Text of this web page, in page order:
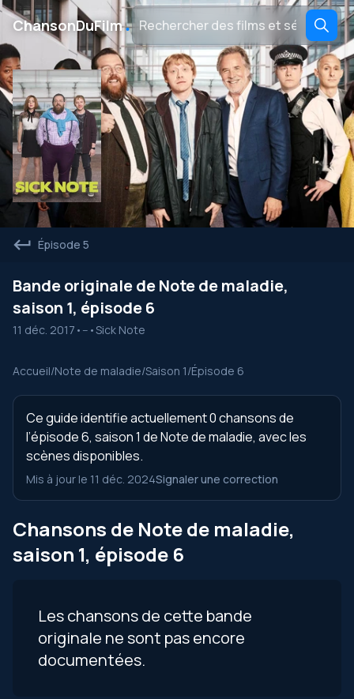
ChansonDuFilm․
Épisode 5
Bande originale de Note de maladie,
saison 1, épisode 6
11 déc. 2017 • -- •Sick Note
Accueil/Note de maladie/Saison 1/Épisode 6
Ce guide identifie actuellement 0 chansons de
l’épisode 6, saison 1 de Note de maladie, avec les
scènes disponibles.
Mis à jour le 11 déc. 2024Signaler une correction
Chansons de Note de maladie,
saison 1, épisode 6
Les chansons de cette bande
originale ne sont pas encore
documentées.